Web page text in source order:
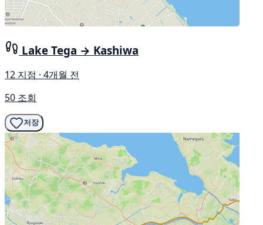
Lake Tega → Kashiwa
12 지점 · 4개월 전
50 조회
저장